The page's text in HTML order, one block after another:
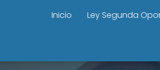
Inicio Ley Segunda